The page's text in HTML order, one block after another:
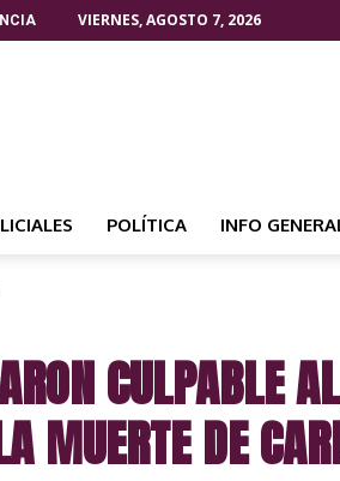
VIERNES, AGOSTO 7, 2026
POLÍTICA INFO
CULPABLE
MUERTE DE